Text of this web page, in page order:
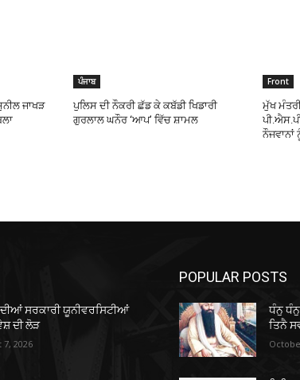
ਜਾਖੜ
ਪੰਜਾਬ
ਪੁਲਿਸ ਦੀ ਨੌਕਰੀ ਛੱਡ ਕੇ ਕਬੱਡੀ ਖਿਡਾਰੀ
ਗੁਰਲਾਲ ਘਨੌਰ ‘ਆਪ’ ਵਿੱਚ ਸ਼ਾਮਲ
Front
ਮੁੱਖ
ਨੌਜਵਾਨਾਂ
ਸਰਕਾਰੀ ਯੂਨੀਵਰਸਿਟੀਆਂ
ਦੀ ਲੋੜ
7, 2026
POPULAR POSTS
ਧੰਨੁ ਧੰਨੁ
ਤਿਨੈ